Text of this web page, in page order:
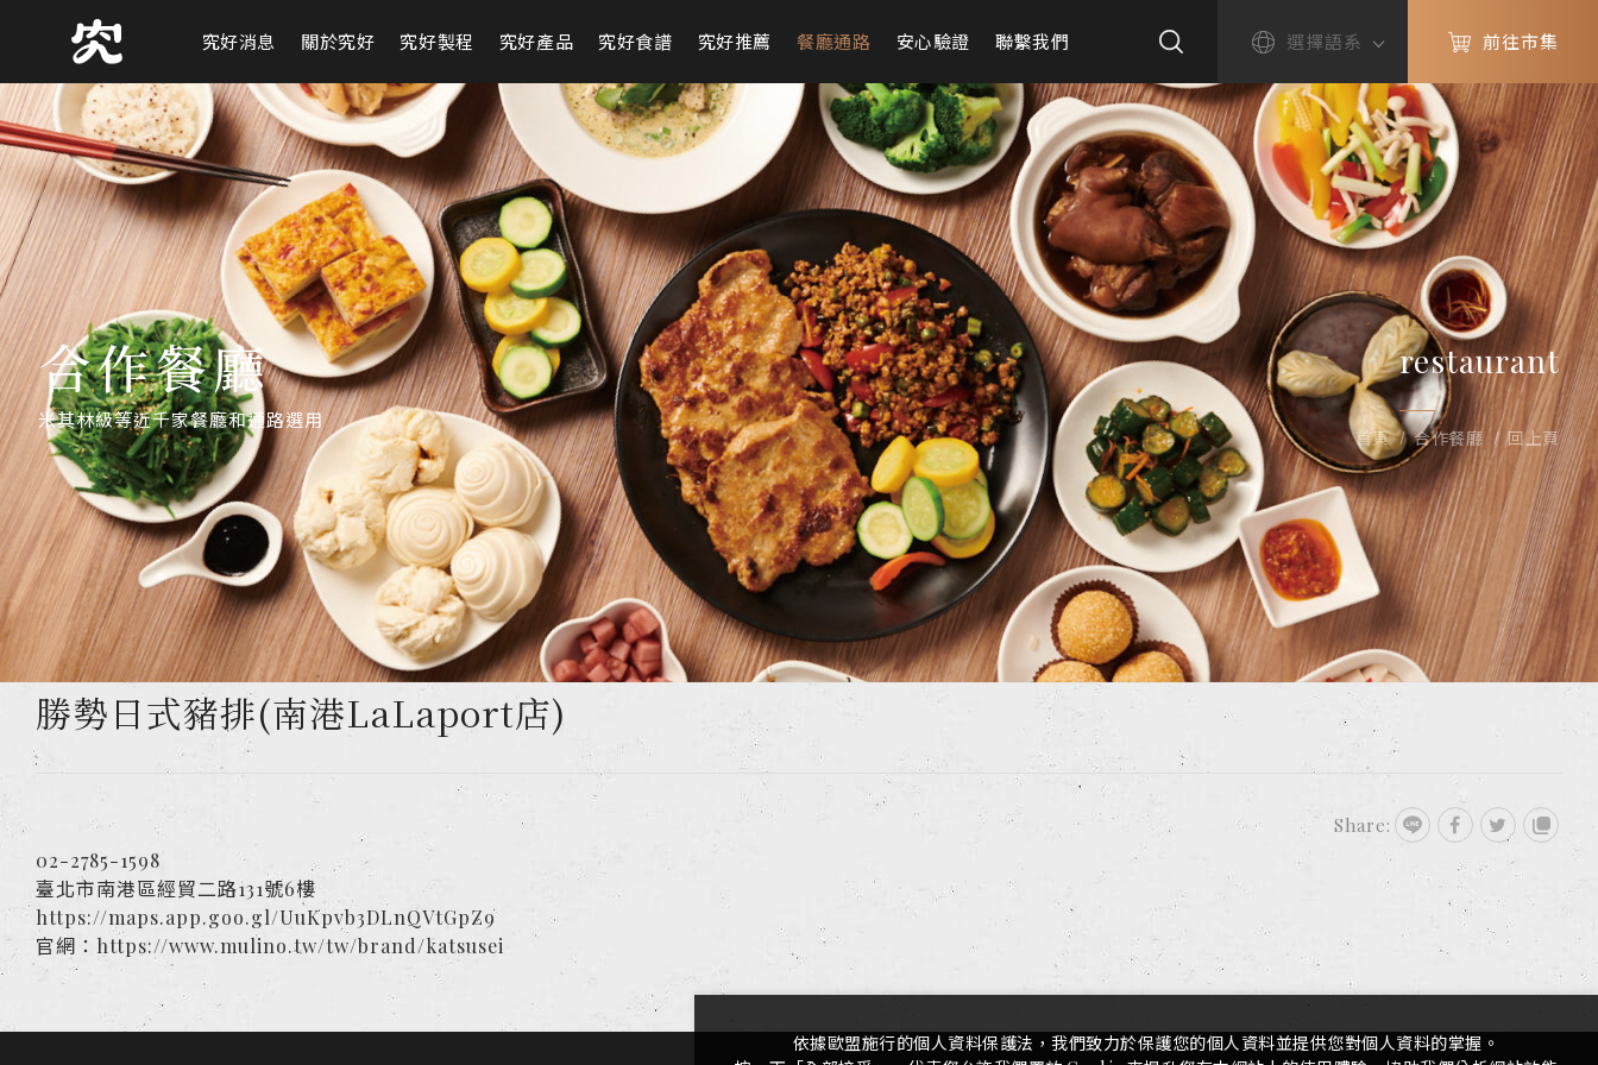
究好消息 關於究好 究好製程 究好產品 究好食譜 究好推薦 餐廳通路 安心驗證 聯繫我們 選擇語系 前往市集
restaurant
合作餐廳
米其林級等近千家餐廳和通路選用
首頁 合作餐廳 回上頁
勝勢日式豬排(南港LaLaport店)
Share:
02-2785-1598
臺北市南港區經貿二路131號6樓
https://maps.app.goo.gl/UuKpvb3DLnQVtGpZ9
官網：https://www.mulino.tw/tw/brand/katsusei
FOLLOW US
TOP
依據歐盟施行的個人資料保護法，我們致力於保護您的個人資料並提供您對個人資料的掌握。